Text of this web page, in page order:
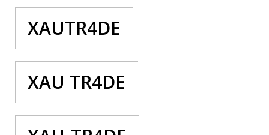
XAUTR4DE
XAU TR4DE